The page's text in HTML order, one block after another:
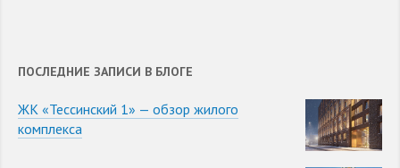
ПОСЛЕДНИЕ ЗАПИСИ В БЛОГЕ
ЖК «Тессинский 1» — обзор жилого
комплекса